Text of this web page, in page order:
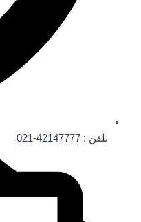
تلفن : 42147777-021